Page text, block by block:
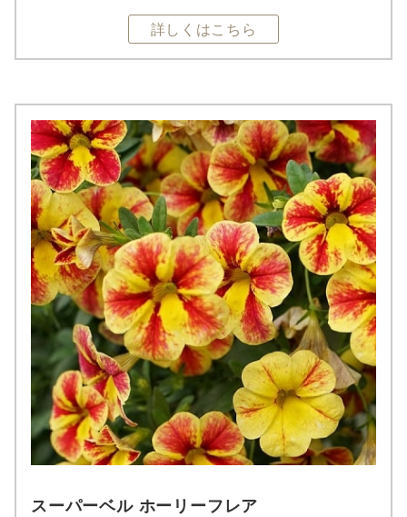
詳しくはこちら
スーパーベル ホーリーフレア